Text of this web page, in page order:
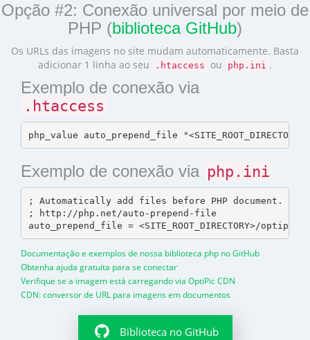
Opção #2: Conexão universal por meio de
PHP (biblioteca GitHub)
Os URLs das imagens no site mudam automaticamente. Basta
adicionar 1 linha ao seu
.htaccess ou php.ini .
Exemplo de conexão via
.htaccess
Exemplo de conexão via php.ini
; Automatically add files before PHP document.
; http://php.net/auto-prepend-file
Documentação e exemplos de nossa biblioteca php no GitHub
Obtenha ajuda gratuita para se conectar
Verifique se a imagem está carregando via OptiPic CDN
CDN: conversor de URL para imagens em documentos
Biblioteca no GitHub